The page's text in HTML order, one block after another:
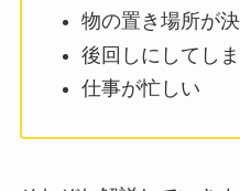
物の置き場所が
後回しにしてしま
仕事が忙しい